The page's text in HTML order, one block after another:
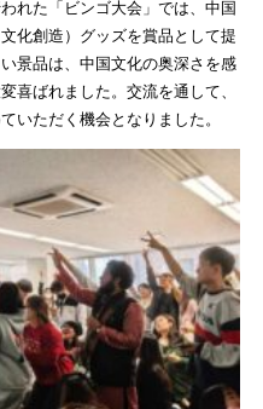
れた「ビンゴ大会」では、中国
化創造）グッズを賞品として提
景品は、中国文化の奥深さを感
喜ばれました。交流を通して、
いただく機会となりました。